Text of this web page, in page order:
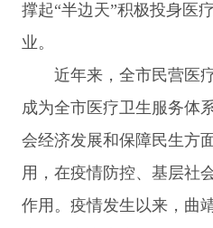
撑起“半边天”积极投身医
业。
近年来，全市民营医疗
成为全市医疗卫生服务体
会经济发展和保障民生方
用，在疫情防控、基层社
作用。疫情发生以来，曲